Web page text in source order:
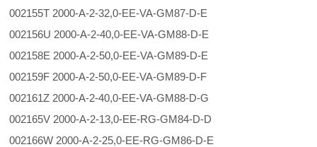
002155T 2000-A-2-32,0-EE-VA-GM87-D-E
002156U 2000-A-2-40,0-EE-VA-GM88-D-E
002158E 2000-A-2-50,0-EE-VA-GM89-D-E
002159F 2000-A-2-50,0-EE-VA-GM89-D-F
002161Z 2000-A-2-40,0-EE-VA-GM88-D-G
002165V 2000-A-2-13,0-EE-RG-GM84-D-D
002166W 2000-A-2-25,0-EE-RG-GM86-D-E